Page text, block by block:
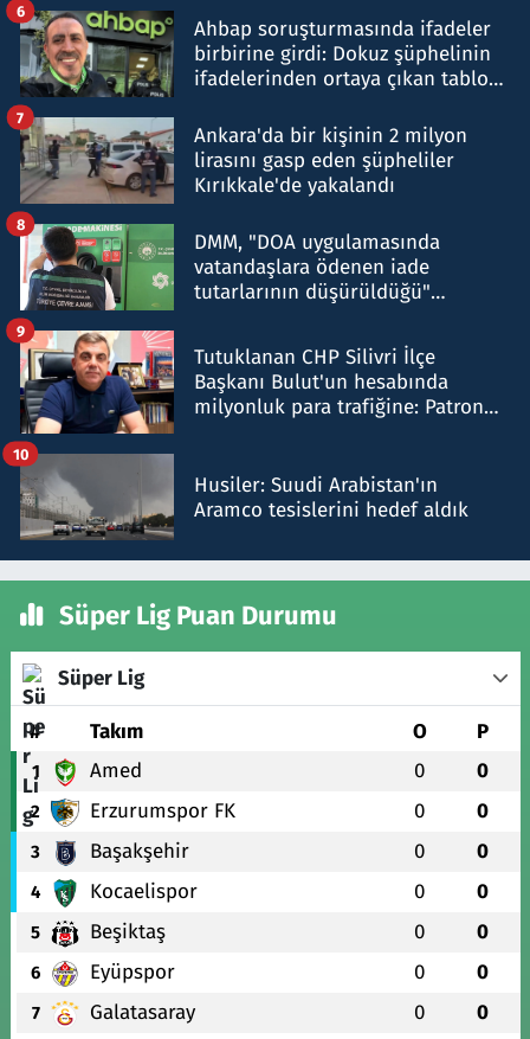
Ahbap soruşturmasında ifadeler
birbirine girdi: Dokuz şüphelinin
ifadelerinden ortaya çıkan tablo
6
Ankara'da bir kişinin 2 milyon
lirasını gasp eden şüpheliler
Kırıkkale'de yakalandı
7
DMM, "DOA uygulamasında
vatandaşlara ödenen iade
tutarlarının düşürüldüğü"
8
Tutuklanan CHP Silivri İlçe
Başkanı Bulut'un hesabında
milyonluk para trafiğine: Patron
9
Husiler: Suudi Arabistan'ın
Aramco tesislerini hedef aldık
10
Süper Lig Puan Durumu
Süper Lig
# Takım O P
1 Amed 0 0
2 Erzurumspor FK 0 0
3 Başakşehir 0 0
4 Kocaelispor 0 0
5 Beşiktaş 0 0
6 Eyüpspor 0 0
7 Galatasaray 0 0